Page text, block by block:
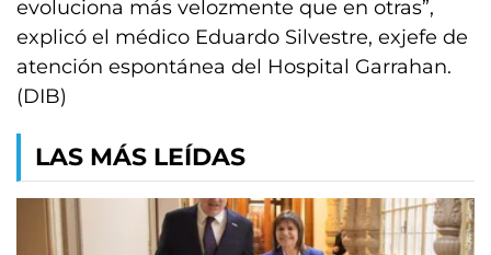
evoluciona más velozmente que en otras”,
explicó el médico Eduardo Silvestre, exjefe de
atención espontánea del Hospital Garrahan.
(DIB)
LAS MÁS LEÍDAS